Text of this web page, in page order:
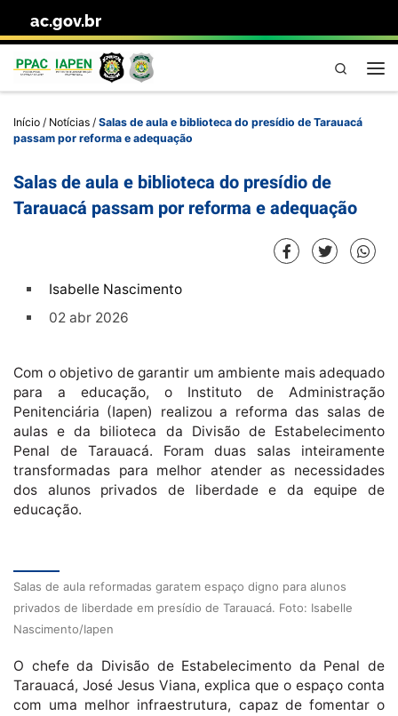
Skip to content
ac.gov.br
Pesquisa
Início / Notícias / Salas de aula e biblioteca do presídio de Tarauacá
passam por reforma e adequação
Salas de aula e biblioteca do presídio de
Tarauacá passam por reforma e adequação
Isabelle Nascimento
02 abr 2026
Com o objetivo de garantir um ambiente mais adequado
para a educação, o Instituto de Administração
Penitenciária (Iapen) realizou a reforma das salas de
aulas e da bilioteca da Divisão de Estabelecimento
Penal de Tarauacá. Foram duas salas inteiramente
transformadas para melhor atender as necessidades
dos alunos privados de liberdade e da equipe de
educação.
Salas de aula reformadas garatem espaço digno para alunos
privados de liberdade em presídio de Tarauacá. Foto: Isabelle
Nascimento/Iapen
O chefe da Divisão de Estabelecimento da Penal de
Tarauacá, José Jesus Viana, explica que o espaço conta
com uma melhor infraestrutura, capaz de fomentar o